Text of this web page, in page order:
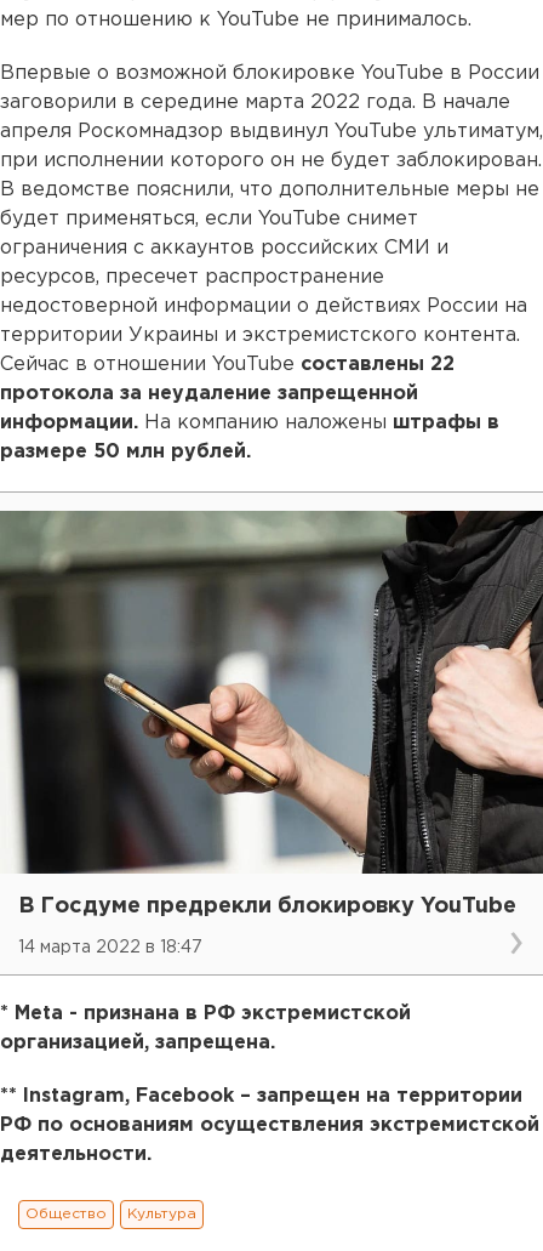
мер по отношению к YouTube не принималось.
Впервые о возможной блокировке YouTube в России
заговорили в середине марта 2022 года. В начале
апреля Роскомнадзор выдвинул YouTube ультиматум,
при исполнении которого он не будет заблокирован.
В ведомстве пояснили, что дополнительные меры не
будет применяться, если YouTube снимет
ограничения с аккаунтов российских СМИ и
ресурсов, пресечет распространение
недостоверной информации о действиях России на
территории Украины и экстремистского контента.
Сейчас в отношении YouTube составлены 22
протокола за неудаление запрещенной
информации. На компанию наложены штрафы в
размере 50 млн рублей.
В Госдуме предрекли блокировку YouTube
14 марта 2022 в 18:47
* Meta - признана в РФ экстремистской
организацией, запрещена.
** Instagram, Facebook – запрещен на территории
РФ по основаниям осуществления экстремистской
деятельности.
Общество Культура